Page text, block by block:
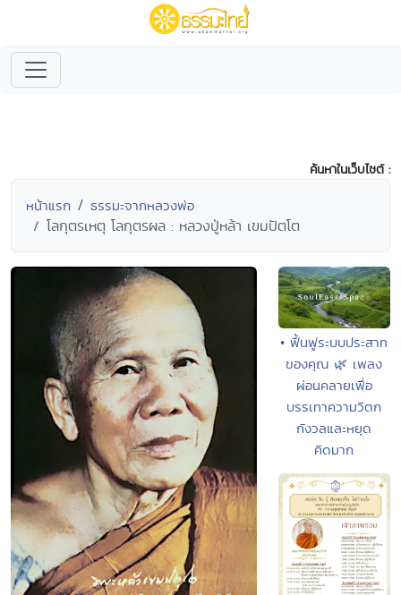
ค้นหาในเว็บไซต์ :
หน้าแรก ธรรมะจากหลวงพ่อ
โลกุตรเหตุ โลกุตรผล : หลวงปู่หล้า เขมปัตโต
• ฟื้นฟูระบบประสาท
ของคุณ 🌿 เพลง
ผ่อนคลายเพื่อ
บรรเทาความวิตก
กังวลและหยุด
คิดมาก